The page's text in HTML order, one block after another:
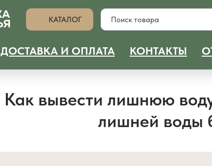
КАТАЛОГ
ДОСТАВКА И ОПЛАТА КОНТАКТЫ
Как вывести лишнюю
лишней воды